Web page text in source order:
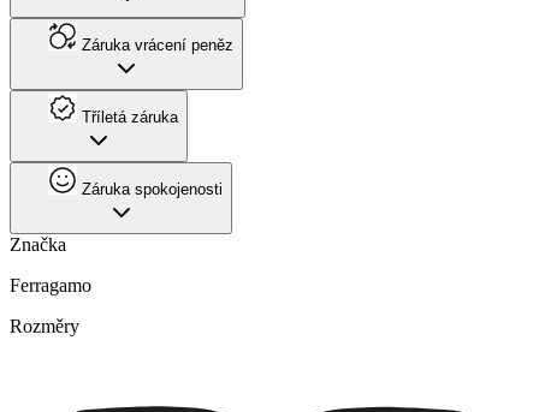
Záruka vrácení peněz
Tříletá záruka
Záruka spokojenosti
Značka
Ferragamo
Rozměry